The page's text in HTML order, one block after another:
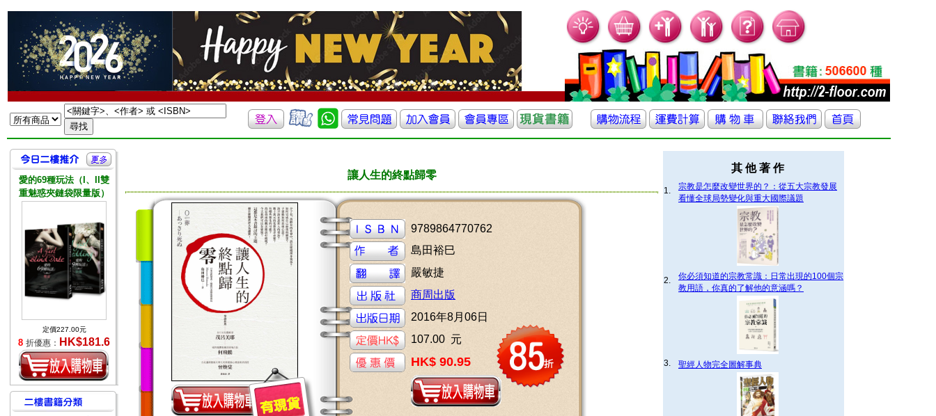
愛的69種玩法（I、II雙
重魅惑夾鏈袋限量版）
定價227.00元
8 折優惠： HK$181.6
讓人生的終點歸零
9789864770762
島田裕巳
嚴敏捷
商周出版
2016年8月06日
107.00 元
HK$ 90.95
其 他 著 作
1.
宗教是怎麼改變世界的？：從五大宗教發展
看懂全球局勢變化與重大國際議題
2.
你必須知道的宗教常識：日常出現的100個宗
教用語，你真的了解他的意涵嗎？
3. 聖經人物完全圖解事典